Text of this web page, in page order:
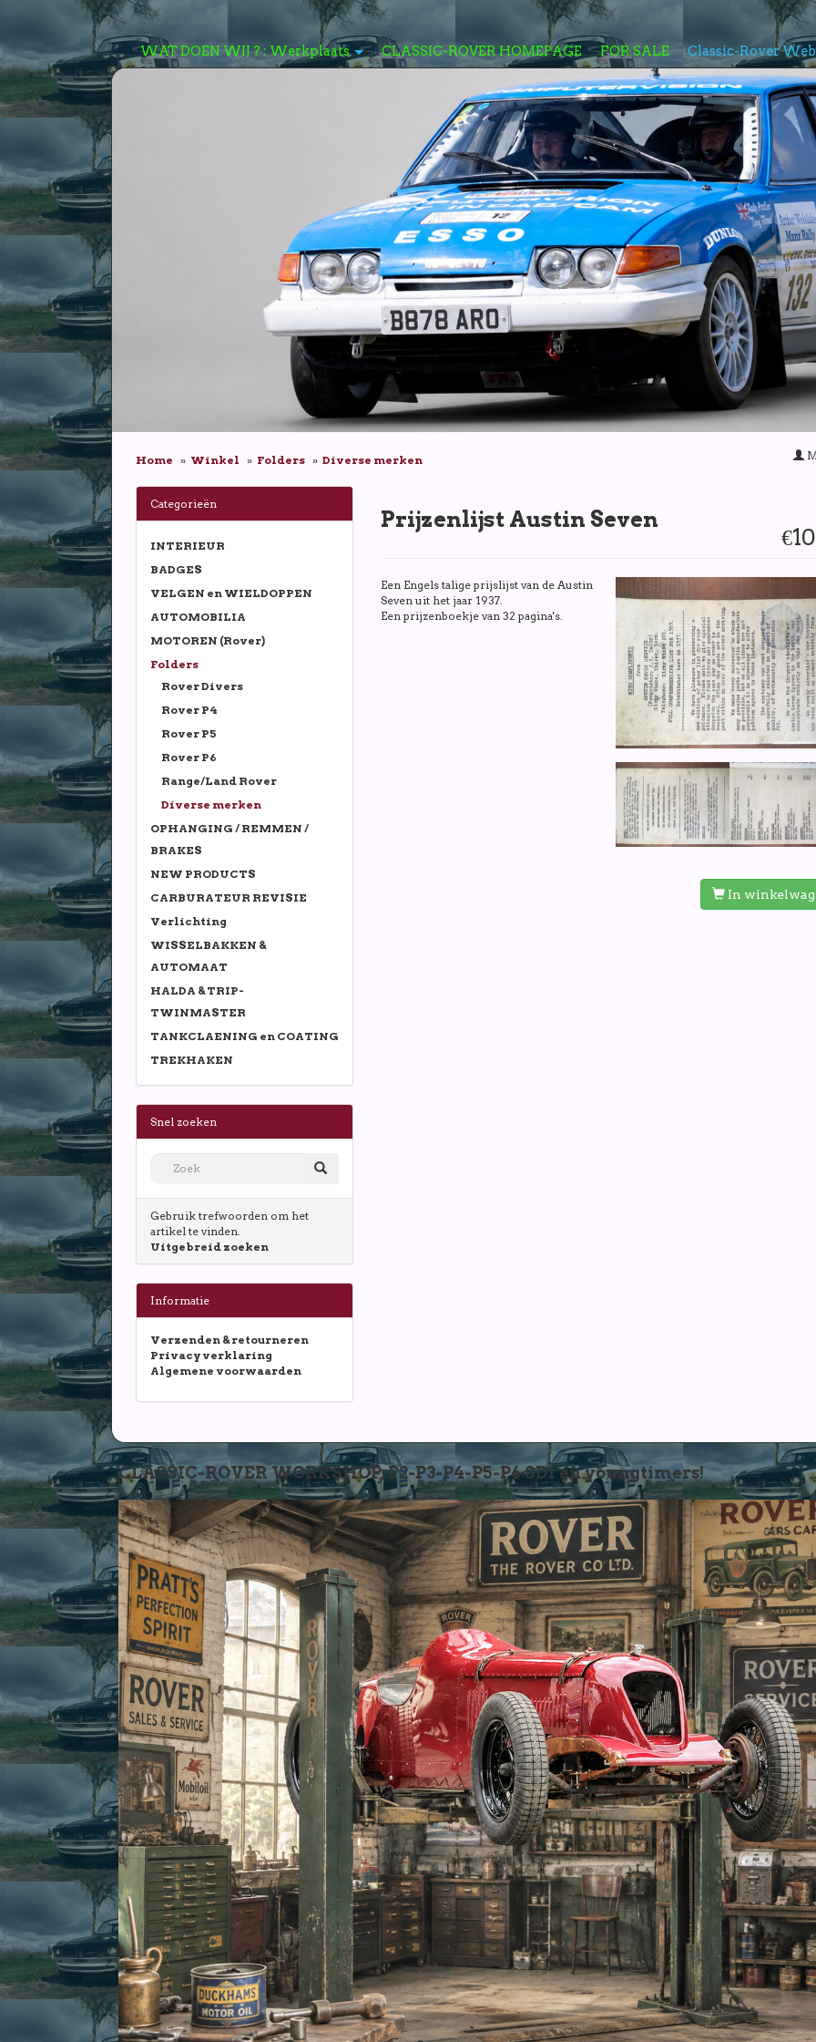
WAT DOEN WIJ ? : Werkplaats CLASSIC-ROVER HOMEPAGE FOR SALE Classic-Rover
Home Winkel Folders Diverse merken
Prijzenlijst Austin Seven
Een Engels talige prijslijst van de Austin
Seven uit het jaar 1937.
Een prijzenboekje van 32 pagina's.
In
Categorieën
INTERIEUR
BADGES
VELGEN en WIELDOPPEN
AUTOMOBILIA
MOTOREN (Rover)
Folders
Rover Divers
Rover P4
Rover P5
Rover P6
Range/Land Rover
Diverse merken
OPHANGING / REMMEN /
BRAKES
NEW PRODUCTS
CARBURATEUR REVISIE
Verlichting
WISSELBAKKEN &
AUTOMAAT
HALDA & TRIP-
TWINMASTER
TANKCLAENING en COATING
TREKHAKEN
Snel zoeken
Gebruik trefwoorden om het
artikel te vinden.
Uitgebreid zoeken
Informatie
Verzenden & retourneren
Privacy verklaring
Algemene voorwaarden
CLASSIC-ROVER WORKSHOP, P2-P3-P4-P5-P6 SD1 en youngtimers!